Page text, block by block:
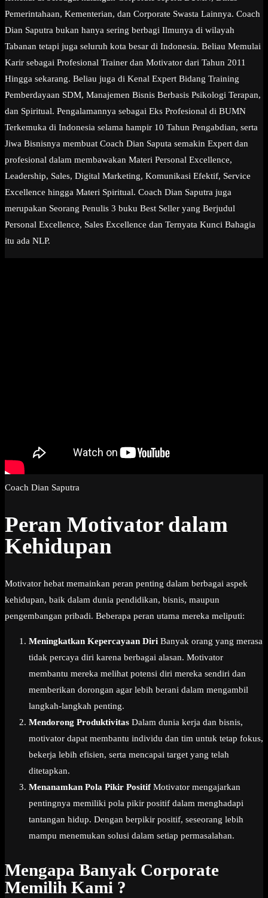
Pemerintahaan, Kementerian, dan Corporate Swasta Lainnya. Coach
Dian Saputra bukan hanya sering berbagi Ilmunya di wilayah
Tabanan tetapi juga seluruh kota besar di Indonesia. Beliau Memulai
Karir sebagai Profesional Trainer dan Motivator dari Tahun 2011
Hingga sekarang. Beliau juga di Kenal Expert Bidang Training
Pemberdayaan SDM, Manajemen Bisnis Berbasis Psikologi Terapan,
dan Spiritual. Pengalamannya sebagai Eks Profesional di BUMN
Terkemuka di Indonesia selama hampir 10 Tahun Pengabdian, serta
Jiwa Bisnisnya membuat Coach Dian Saputa semakin Expert dan
profesional dalam membawakan Materi Personal Excellence,
Leadership, Sales, Digital Marketing, Komunikasi Efektif, Service
Excellence hingga Materi Spiritual. Coach Dian Saputra juga
merupakan Seorang Penulis 3 buku Best Seller yang Berjudul
Personal Excellence, Sales Excellence dan Ternyata Kunci Bahagia
itu ada NLP.
Coach Dian Saputra
Peran Motivator dalam
Kehidupan
Motivator hebat memainkan peran penting dalam berbagai aspek
kehidupan, baik dalam dunia pendidikan, bisnis, maupun
pengembangan pribadi. Beberapa peran utama mereka meliputi:
Meningkatkan Kepercayaan Diri Banyak orang yang merasa
tidak percaya diri karena berbagai alasan. Motivator
membantu mereka melihat potensi diri mereka sendiri dan
memberikan dorongan agar lebih berani dalam mengambil
langkah-langkah penting.
Mendorong Produktivitas Dalam dunia kerja dan bisnis,
motivator dapat membantu individu dan tim untuk tetap fokus,
bekerja lebih efisien, serta mencapai target yang telah
ditetapkan.
Menanamkan Pola Pikir PositifMotivator mengajarkan
pentingnya memiliki pola pikir positif dalam menghadapi
tantangan hidup. Dengan berpikir positif, seseorang lebih
mampu menemukan solusi dalam setiap permasalahan.
Mengapa Banyak Corporate
Memilih Kami ?